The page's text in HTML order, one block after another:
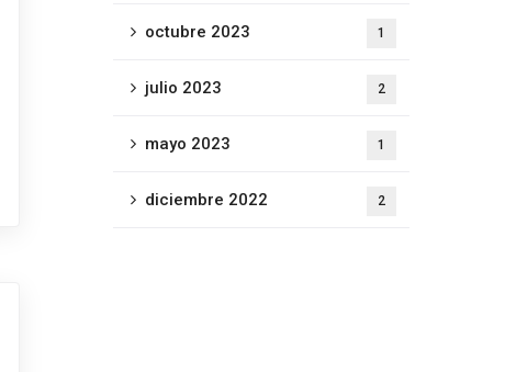
octubre 2023 1
julio 2023 2
mayo 2023 1
diciembre 2022 2